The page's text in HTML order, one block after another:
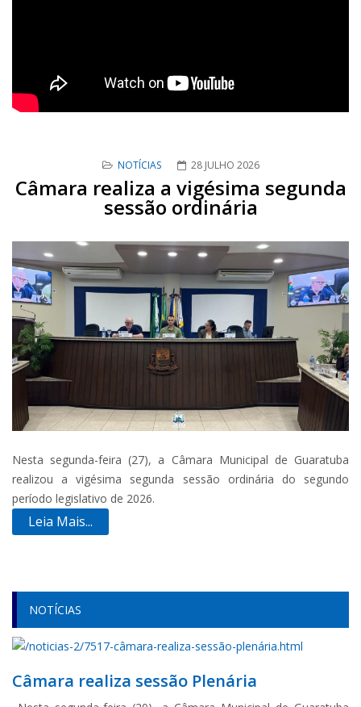
NOTÍCIAS 28 JULHO 2026
Câmara realiza a vigésima segunda
sessão ordinária
Nesta segunda-feira (27), a Câmara Municipal de Guaratuba
realizou a vigésima segunda sessão ordinária do segundo
período legislativo de 2026.
Leia Mais...
NOTÍCIAS
Câmara realiza sessão Plenária